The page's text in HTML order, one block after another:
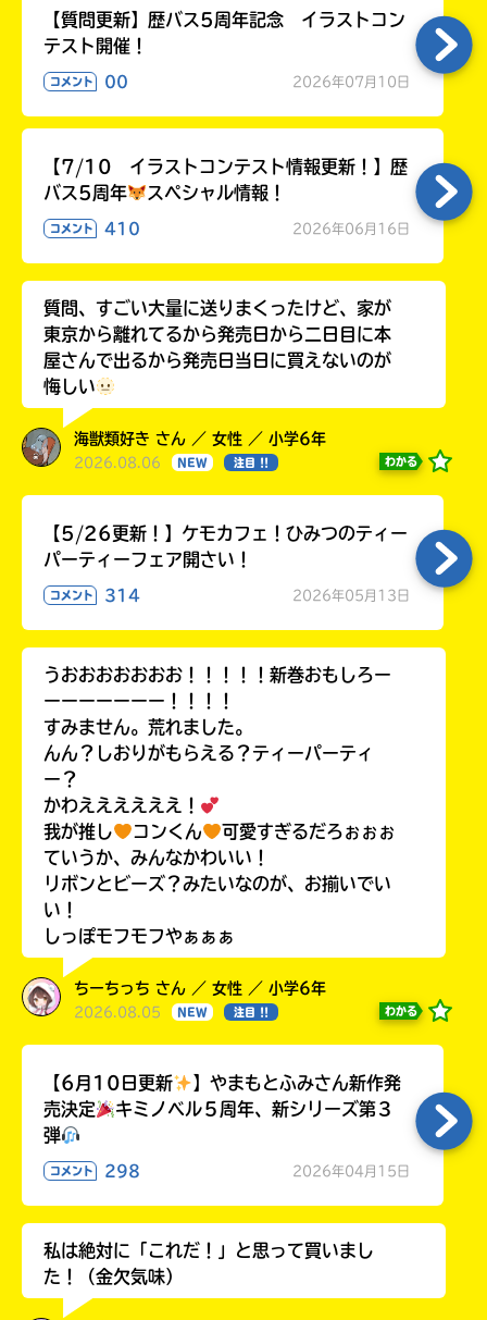
【質問更新】歴バス5周年記念 イラストコン
テスト開催！
コメント 00 2026年07月10日
【7/10 イラストコンテスト情報更新！】歴
バス5周年
スペシャル情報！
コメント 410 2026年06月16日
質問、すごい大量に送りまくったけど、家が
東京から離れてるから発売日から二日目に本
屋さんで出るから発売日当日に買えないのが
悔しい
海獣類好き さん ／ 女性 ／ 小学6年
2026.08.06 NEW 注目 !! わかる
【5/26更新！】ケモカフェ！ひみつのティー
パーティーフェア開さい！
コメント 314 2026年05月13日
うおおおおおおお！！！！！新巻おもしろー
ーーーーーーー！！！！
すみません。荒れました。
んん？しおりがもらえる？ティーパーティ
ー？
かわええええええ！
我が推し
コンくん
可愛すぎるだろぉぉぉ
ていうか、みんなかわいい！
リボンとビーズ？みたいなのが、お揃いでい
い！
しっぽモフモフやぁぁぁ
ちーちっち さん ／ 女性 ／ 小学6年
2026.08.05 NEW 注目 !! わかる
【6月10日更新
】やまもとふみさん新作発
売決定
キミノベル５周年、新シリーズ第３
弾
コメント 298 2026年04月15日
私は絶対に「これだ！」と思って買いまし
た！（金欠気味）